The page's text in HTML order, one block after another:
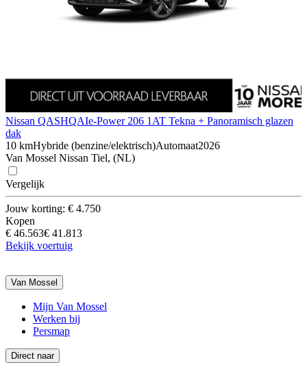
Nissan QASHQAIe-Power 206 1AT Tekna + Panoramisch glazen
dak
10 kmHybride (benzine/elektrisch)Automaat2026
Van Mossel Nissan Tiel, (NL)
Vergelijk
Jouw korting: € 4.750
Kopen
€ 46.563€ 41.813
Bekijk voertuig
Van Mossel
Mijn Van Mossel
Werken bij
Persmap
Direct naar